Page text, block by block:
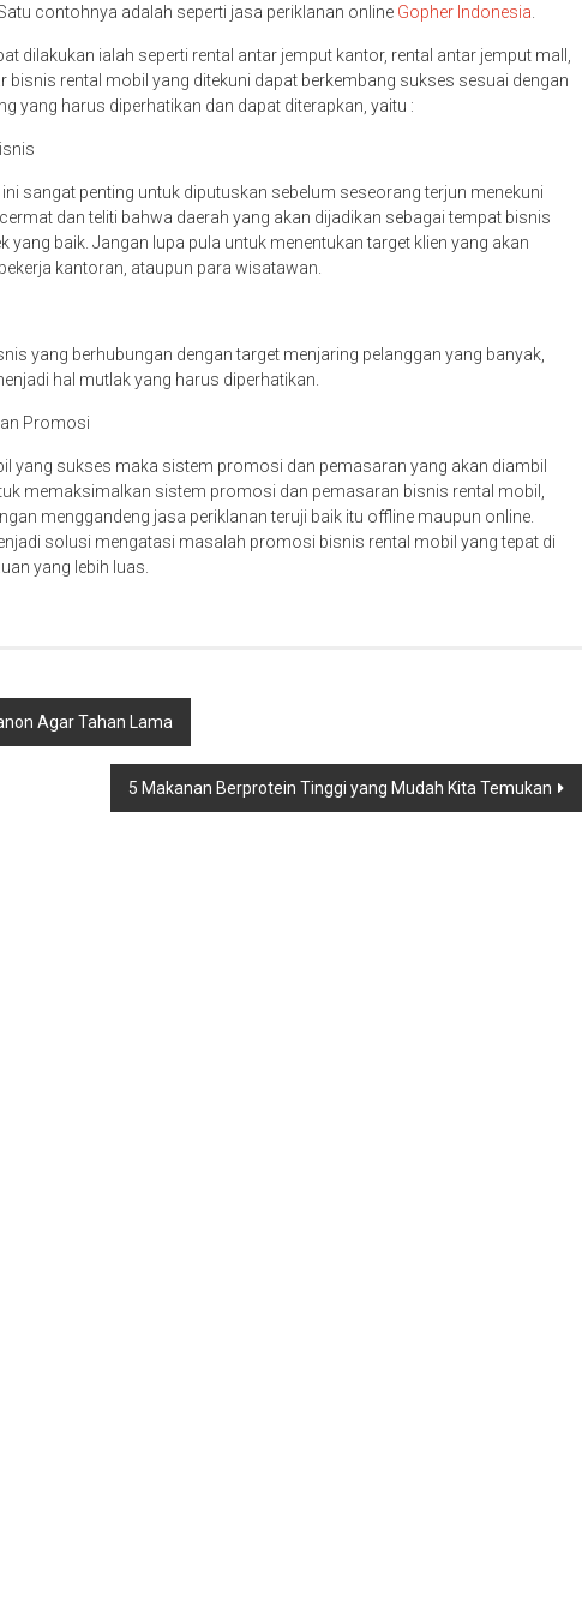
contohnya adalah seperti jasa periklanan online Gopher Indonesia
dilakukan ialah seperti rental antar jemput kantor, rental antar jemput mall,
bisnis rental mobil yang ditekuni dapat berkembang sukses sesuai dengan
yang harus diperhatikan dan dapat diterapkan, yaitu :
sangat penting untuk diputuskan sebelum seseorang terjun menekuni
dan teliti bahwa daerah yang akan dijadikan sebagai tempat bisnis
yang baik. Jangan lupa pula untuk menentukan target klien yang akan
kantoran, ataupun para wisatawan.
yang berhubungan dengan target menjaring pelanggan yang banyak,
hal mutlak yang harus diperhatikan.
Promosi
yang sukses maka sistem promosi dan pemasaran yang akan diambil
memaksimalkan sistem promosi dan pemasaran bisnis rental mobil,
menggandeng jasa periklanan teruji baik itu offline maupun online.
solusi mengatasi masalah promosi bisnis rental mobil yang tepat di
yang lebih luas.
Agar Tahan Lama
5 Makanan Berprotein Tinggi yang Mudah Kita Temukan